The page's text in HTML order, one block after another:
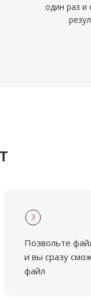
один раз и
3
Позвольте
и вы сразу
файл